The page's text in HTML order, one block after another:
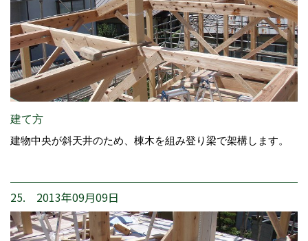
建て方
建物中央が斜天井のため、棟木を組み登り梁で架構します。
25. 2013年09月09日